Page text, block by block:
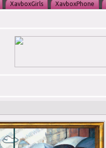
XavboxGirls XavboxPhone